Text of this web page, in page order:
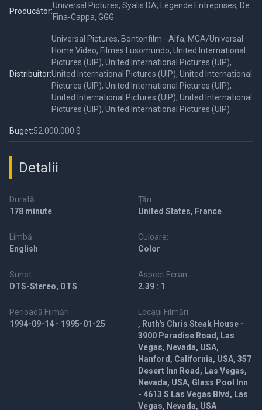
Producător:
Universal Pictures, Syalis DA, Légende Entreprises, De
Fina-Cappa, GGG
Distribuitor:
Universal Pictures, Bontonfilm - Alfa, MCA/Universal
Home Video, Filmes Lusomundo, United International
Pictures (UIP), United International Pictures (UIP),
United International Pictures (UIP), United International
Pictures (UIP), United International Pictures (UIP),
United International Pictures (UIP), United International
Pictures (UIP), United International Pictures (UIP)
Buget:52.000.000 $
Detalii
Durată:
178 minute
Țări:
United States, France
Limbă:
English
Culoare:
Color
Sunet:
DTS-Stereo, DTS
Aspect Ecran:
2.39 : 1
Perioadă Filmări:
1994-09-14 - 1995-01-25
Locații Filmări:
, Ruth's Chris Steak House -
3900 Paradise Road, Las
Vegas, Nevada, USA,
Hanford, California, USA, 357
Desert Inn Road, Las Vegas,
Nevada, USA, Glass Pool Inn
- 4613 S Las Vegas Blvd, Las
Vegas, Nevada, USA